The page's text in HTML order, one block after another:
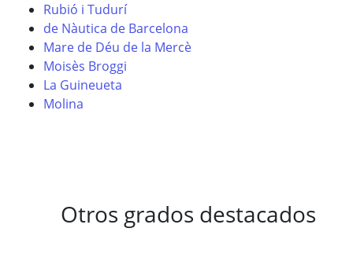
Rubió i Tudurí
de Nàutica de Barcelona
Mare de Déu de la Mercè
Moisès Broggi
La Guineueta
Molina
Otros grados destacados